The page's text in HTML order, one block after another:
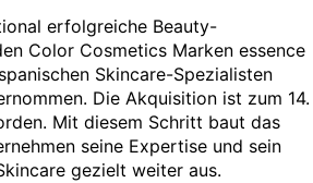
erfolgreiche Beauty-
Color Cosmetics Marken essence
Skincare-Spezialisten
Die Akquisition ist zum 14.
Mit diesem Schritt baut das
seine Expertise und sein
gezielt weiter aus.